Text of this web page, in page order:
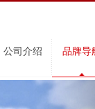
公司介绍 品牌导